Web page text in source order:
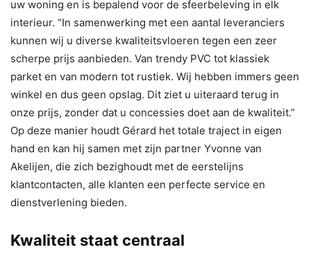
uw woning en is bepalend voor de sfeerbeleving in elk
interieur. “In samenwerking met een aantal leveranciers
kunnen wij u diverse kwaliteitsvloeren tegen een zeer
scherpe prijs aanbieden. Van trendy PVC tot klassiek
parket en van modern tot rustiek. Wij hebben immers geen
winkel en dus geen opslag. Dit ziet u uiteraard terug in
onze prijs, zonder dat u concessies doet aan de kwaliteit.”
Op deze manier houdt Gérard het totale traject in eigen
hand en kan hij samen met zijn partner Yvonne van
Akelijen, die zich bezighoudt met de eerstelijns
klantcontacten, alle klanten een perfecte service en
dienstverlening bieden.
Kwaliteit staat centraal